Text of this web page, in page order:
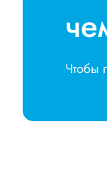
Чтобы